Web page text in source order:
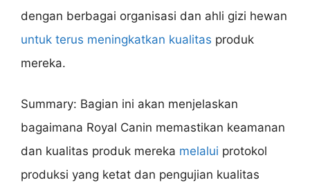
dengan berbagai organisasi dan ahli gizi hewan
untuk terus meningkatkan kualitas produk
mereka.
Summary: Bagian ini akan menjelaskan
bagaimana Royal Canin memastikan keamanan
dan kualitas produk mereka melalui protokol
produksi yang ketat dan pengujian kualitas